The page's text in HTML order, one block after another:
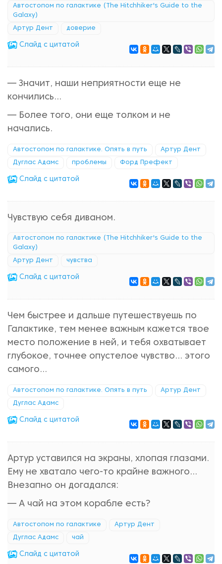
Автостопом по галактике (The Hitchhiker's Guide to the
Galaxy)
Артур Дент доверие
Cлайд с цитатой
— Значит, наши неприятности еще не
кончились...
— Более того, они еще толком и не
начались.
Автостопом по галактике. Опять в путь Артур Дент
Дуглас Адамс проблемы Форд Префект
Cлайд с цитатой
Чувствую себя диваном.
Автостопом по галактике (The Hitchhiker's Guide to the
Galaxy)
Артур Дент чувства
Cлайд с цитатой
Чем быстрее и дальше путешествуешь по
Галактике, тем менее важным кажется твое
место положение в ней, и тебя охватывает
глубокое, точнее опустелое чувство... этого
самого...
Автостопом по галактике. Опять в путь Артур Дент
Дуглас Адамс
Cлайд с цитатой
Артур уставился на экраны, хлопая глазами.
Ему не хватало чего-то крайне важного...
Внезапно он догадался:
— А чай на этом корабле есть?
Автостопом по галактике Артур Дент
Дуглас Адамс чай
Cлайд с цитатой